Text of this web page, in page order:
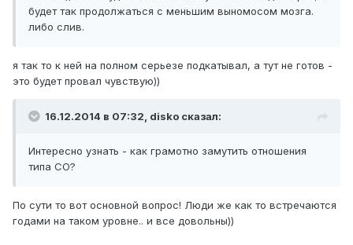
будет так продолжаться с меньшим выномосом мозга.
либо слив.
я так то к ней на полном серьезе подкатывал, а тут не готов -
это будет провал чувствую))
16.12.2014 в 07:32, disko сказал:
Интересно узнать - как грамотно замутить отношения
типа СО?
По сути то вот основной вопрос! Люди же как то встречаются
годами на таком уровне.. и все довольны))